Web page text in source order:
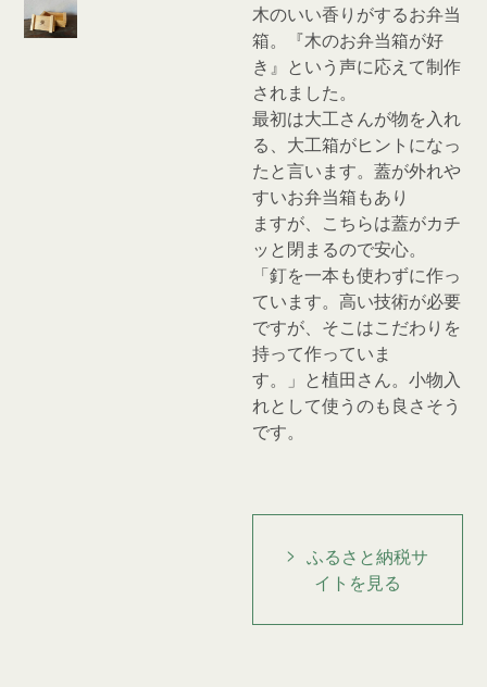
木のいい香りがするお弁当
箱。『木のお弁当箱が好
き』という声に応えて制作
されました。
最初は大工さんが物を入れ
る、大工箱がヒントになっ
たと言います。蓋が外れや
すいお弁当箱もあり
ますが、こちらは蓋がカチ
ッと閉まるので安心。
「釘を一本も使わずに作っ
ています。高い技術が必要
ですが、そこはこだわりを
持って作っていま
す。」と植田さん。小物入
れとして使うのも良さそう
です。
ふるさと納税サ
イトを見る